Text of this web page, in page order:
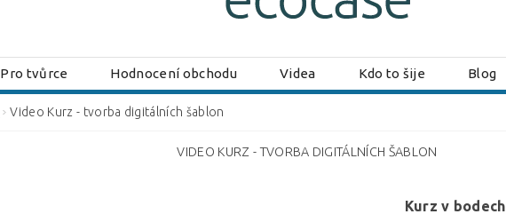
Pro tvůrce Hodnocení obchodu Videa Kdo to šije Blog
Video Kurz - tvorba digitálních šablon
VIDEO KURZ - TVORBA DIGITÁLNÍCH ŠABLON
Kurz v bodech